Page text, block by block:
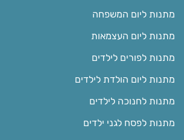
מתנות ליום המשפחה
מתנות ליום העצמאות
מתנות לפורים לילדים
מתנות ליום הולדת לילדים
מתנות לחנוכה לילדים
מתנות לפסח לגני ילדים